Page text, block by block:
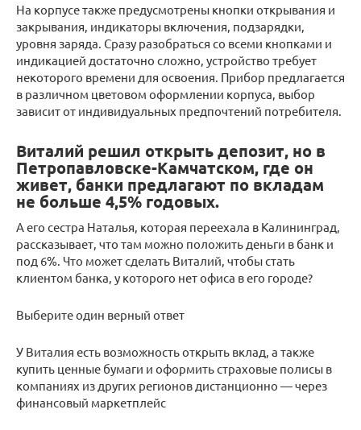
На корпусе также предусмотрены кнопки открывания и
закрывания, индикаторы включения, подзарядки,
уровня заряда. Сразу разобраться со всеми кнопками и
индикацией достаточно сложно, устройство требует
некоторого времени для освоения. Прибор предлагается
в различном цветовом оформлении корпуса, выбор
зависит от индивидуальных предпочтений потребителя.
Виталий решил открыть депозит, но в
Петропавловске-Камчатском, где он
живет, банки предлагают по вкладам
не больше 4,5% годовых.
А его сестра Наталья, которая переехала в Калининград,
рассказывает, что там можно положить деньги в банк и
под 6%. Что может сделать Виталий, чтобы стать
клиентом банка, у которого нет офиса в его городе?
Выберите один верный ответ
У Виталия есть возможность открыть вклад, а также
купить ценные бумаги и оформить страховые полисы в
компаниях из других регионов дистанционно — через
финансовый маркетплейс